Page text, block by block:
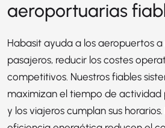
aeroportuarias
Habasit ayuda a los aeropuertos
pasajeros, reducir los costes
competitivos. Nuestros fiables
maximizan el tiempo de actividad
y los viajeros cumplan sus